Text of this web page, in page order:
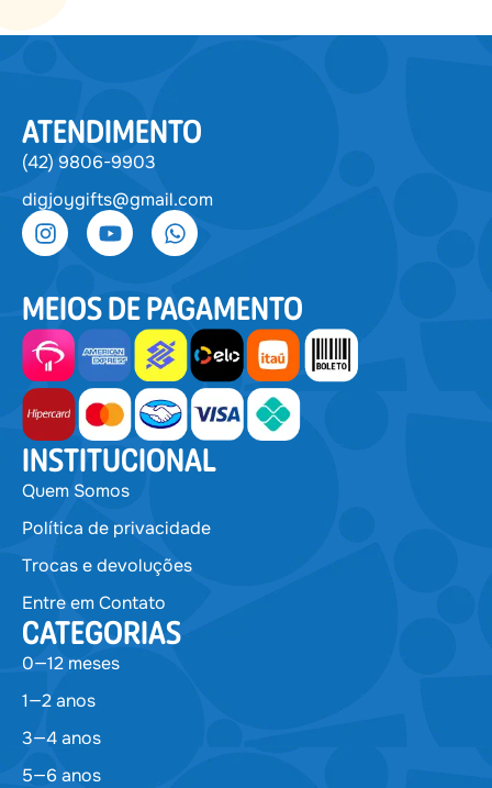
ATENDIMENTO
(42) 9806-9903
digjoygifts@gmail.com
MEIOS DE PAGAMENTO
INSTITUCIONAL
Quem Somos
Política de privacidade
Trocas e devoluções
Entre em Contato
CATEGORIAS
0—12 meses
1—2 anos
3—4 anos
5—6 anos